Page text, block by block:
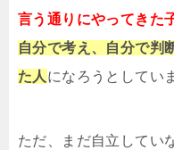
言う通りにやってきた
自分で考え、自分で判
た人 になろうとしてい
ただ、まだ自立してい